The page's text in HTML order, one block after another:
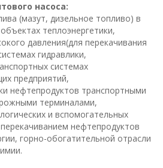
насоса:
(мазут, дизельное топливо) в
теплоэнергетики,
давления(для перекачивания
гидравлики,
системах
предприятий,
нефтепродуктов транспортными
терминалами,
и вспомогательных
нефтепродуктов
горно-обогатительной отрасли